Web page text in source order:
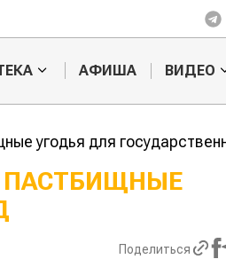
АФИША ВИДЕО
угодья для
Поделиться
мясного